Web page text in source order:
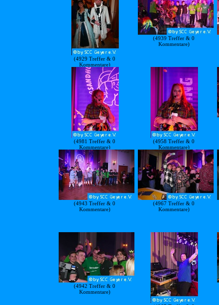
(4929 Treffer & 0
Kommentare)
(4939 Treffer & 0
Kommentare)
(4981 Treffer & 0
Kommentare)
(4958 Treffer & 0
Kommentare)
(4943 Treffer & 0
Kommentare)
(4967 Treffer & 0
Kommentare)
(4942 Treffer & 0
Kommentare)